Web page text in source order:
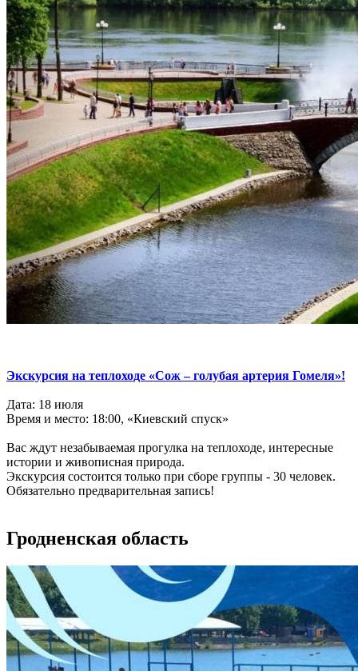
Экскурсия на теплоходе «Сож – голубая артерия Гомеля»!
Дата: 18 июля
Время и место: 18:00, «Киевский спуск»
Вас ждут незабываемая прогулка на теплоходе, интересные
истории и живописная природа.
Экскурсия состоится только при сборе группы - 30 человек.
Обязательно предварительная запись!
Гродненская область